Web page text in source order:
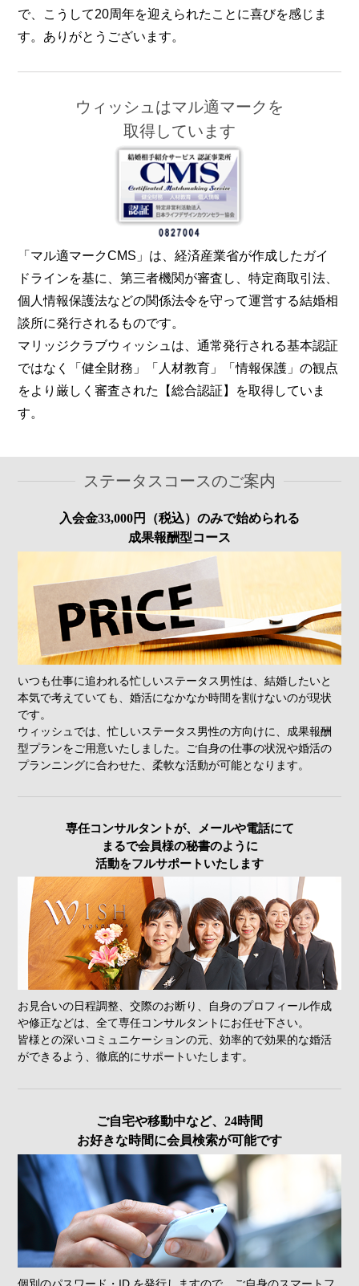
で、こうして20周年を迎えられたことに喜びを感じま
す。ありがとうございます。
ウィッシュはマル適マークを
取得しています
「マル適マークCMS」は、経済産業省が作成したガイ
ドラインを基に、第三者機関が審査し、特定商取引法、
個人情報保護法などの関係法令を守って運営する結婚相
談所に発行されるものです。
マリッジクラブウィッシュは、通常発行される基本認証
ではなく「健全財務」「人材教育」「情報保護」の観点
をより厳しく審査された【総合認証】を取得していま
す。
ステータスコースのご案内
入会金33,000円（税込）のみで始められる
成果報酬型コース
いつも仕事に追われる忙しいステータス男性は、結婚したいと
本気で考えていても、婚活になかなか時間を割けないのが現状
です。
ウィッシュでは、忙しいステータス男性の方向けに、成果報酬
型プランをご用意いたしました。ご自身の仕事の状況や婚活の
プランニングに合わせた、柔軟な活動が可能となります。
専任コンサルタントが、メールや電話にて
まるで会員様の秘書のように
活動をフルサポート いたします
お見合いの日程調整、交際のお断り、自身のプロフィール作成
や修正などは、全て専任コンサルタントにお任せ下さい。
皆様との深いコミュニケーションの元、効率的で効果的な婚活
ができるよう、徹底的にサポートいたします。
ご自宅や移動中など、24時間
お好きな時間に会員検索が可能です